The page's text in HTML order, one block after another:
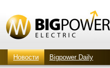
Новости Bigpower Daily